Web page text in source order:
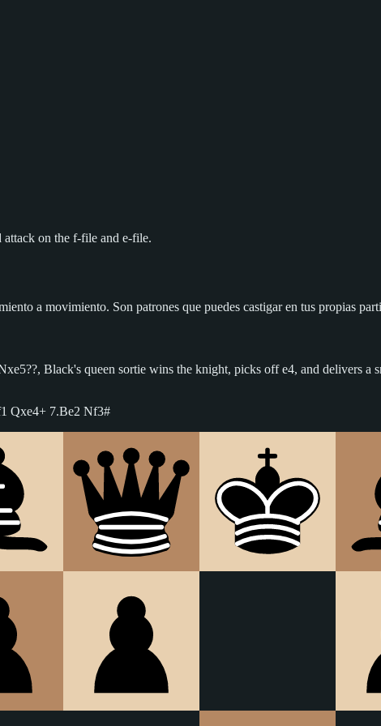
on the f-file and e-file.
a movimiento. Son patrones que puedes castigar en tus propias
Black's queen sortie wins the knight, picks off e4, and delivers a
Qxe4+ 7.Be2 Nf3#